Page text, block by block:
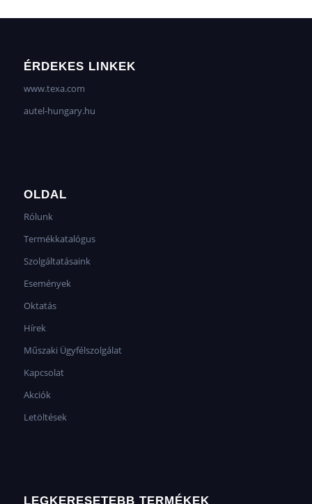
ÉRDEKES LINKEK
www.texa.com
autel-hungary.hu
OLDAL
Rólunk
Termékkatalógus
Szolgáltatásaink
Események
Oktatás
Hírek
Műszaki Ügyfélszolgálat
Kapcsolat
Akciók
Letöltések
LEGKERESETEBB TERMÉKEK